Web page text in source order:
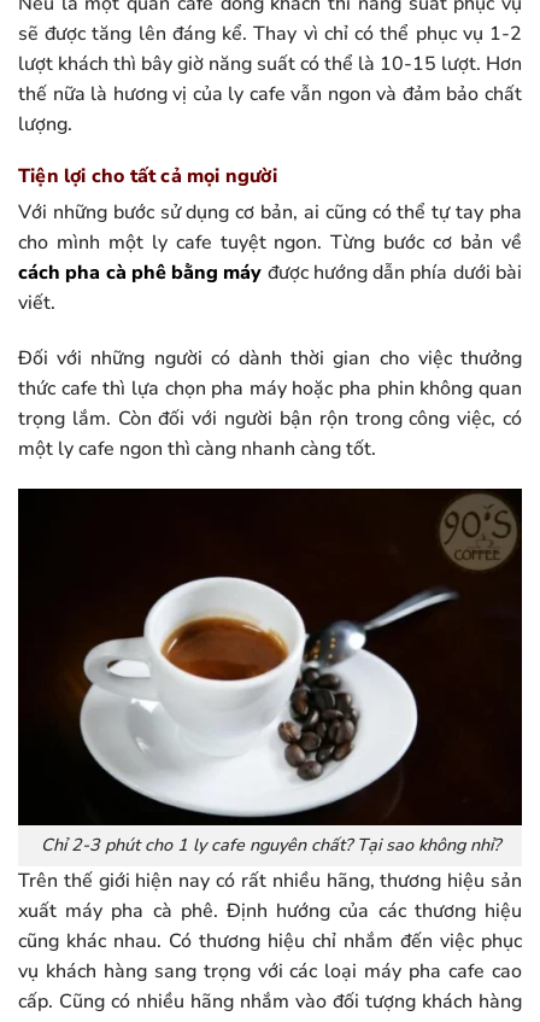
sẽ được tăng lên đáng kể. Thay vì chỉ có thể phục vụ 1-2
lượt khách thì bây giờ năng suất có thể là 10-15 lượt. Hơn
thế nữa là hương vị của ly cafe vẫn ngon và đảm bảo chất
lượng.
Tiện lợi cho tất cả mọi người
Với những bước sử dụng cơ bản, ai cũng có thể tự tay pha
cho mình một ly cafe tuyệt ngon. Từng bước cơ bản về
cách pha cà phê bằng máy được hướng dẫn phía dưới bài
viết.
Đối với những người có dành thời gian cho việc thưởng
thức cafe thì lựa chọn pha máy hoặc pha phin không quan
trọng lắm. Còn đối với người bận rộn trong công việc, có
một ly cafe ngon thì càng nhanh càng tốt.
Chỉ 2-3 phút cho 1 ly cafe nguyên chất? Tại sao không nhỉ?
Trên thế giới hiện nay có rất nhiều hãng, thương hiệu sản
xuất máy pha cà phê. Định hướng của các thương hiệu
cũng khác nhau. Có thương hiệu chỉ nhắm đến việc phục
vụ khách hàng sang trọng với các loại máy pha cafe cao
cấp. Cũng có nhiều hãng nhắm vào đối tượng khách hàng